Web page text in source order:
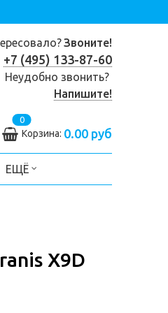
Звоните!
+7 (495) 133-87-60
Неудобно звонить?
Напишите!
0
Корзина: 0.00 руб
ЕЩЁ
X9D